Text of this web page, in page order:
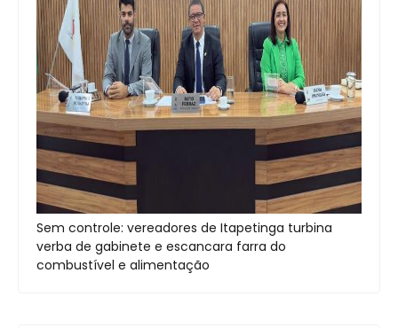
Sem controle: vereadores de Itapetinga turbina
verba de gabinete e escancara farra do
combustível e alimentação